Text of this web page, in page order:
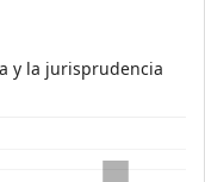
y la jurisprudencia